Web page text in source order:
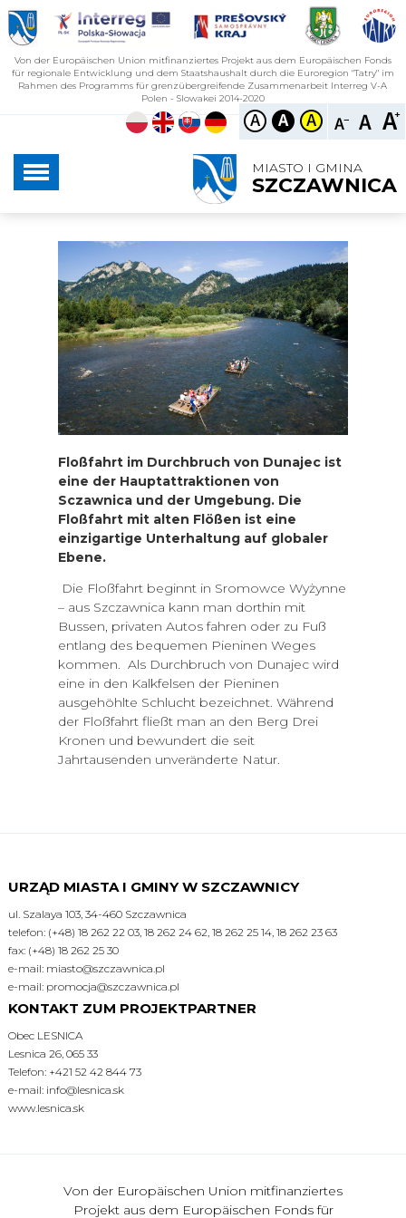
Von der Europäischen Union mitfinanziertes Projekt aus dem Europäischen Fonds
für regionale Entwicklung und dem Staatshaushalt durch die Euroregion "Tatry" im
Rahmen des Programms für grenzübergreifende Zusammenarbeit Interreg V-A
Polen - Slowakei 2014-2020
MIASTO I GMINA
SZCZAWNICA
FLOSSFAHRT IM D
URCHBRUCH VON D
UNAJEC
Floßfahrt im Durchbruch von Dunajec ist
eine der Hauptattraktionen von
Sczawnica und der Umgebung. Die
Floßfahrt mit alten Flößen ist eine
einzigartige Unterhaltung auf globaler
Ebene.
Die Floßfahrt beginnt in Sromowce Wyżynne
– aus Szczawnica kann man dorthin mit
Bussen, privaten Autos fahren oder zu Fuß
entlang des bequemen Pieninen Weges
kommen. Als Durchbruch von Dunajec wird
eine in den Kalkfelsen der Pieninen
ausgehöhlte Schlucht bezeichnet. Während
der Floßfahrt fließt man an den Berg Drei
Kronen und bewundert die seit
Jahrtausenden unveränderte Natur.
URZĄD MIASTA I GMINY W SZCZAWNICY
ul. Szalaya 103, 34-460 Szczawnica
telefon: (+48) 18 262 22 03, 18 262 24 62, 18 262 25 14, 18 262 23 63
fax: (+48) 18 262 25 30
e-mail: miasto@szczawnica.pl
e-mail: promocja@szczawnica.pl
KONTAKT ZUM PROJEKTPARTNER
Obec LESNICA
Lesnica 26, 065 33
Telefon: +421 52 42 844 73
e-mail: info@lesnica.sk
www.lesnica.sk
Von der Europäischen Union mitfinanziertes
Projekt aus dem Europäischen Fonds für